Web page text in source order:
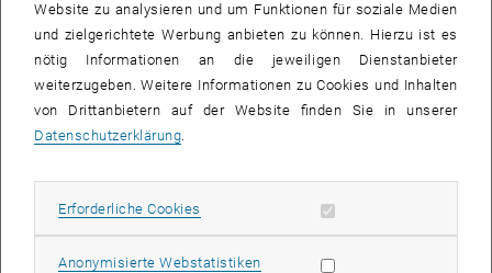
Und was war die größte Herausforderung auf Ihrem bisherigen
Berufsweg?
Ich habe in meinem Berufsleben schon sehr viele, sehr
anspruchsvolle Situationen erlebt. Diese konnte ich durch sehr viel
Einsatz, Leidenschaft, Zielorientierung und in intensiver
Zusammenarbeit mit meinem Team immer wieder erfolgreich
In welcher Hinsicht haben Ihnen die während des MBA-Programms
erworbenen Qualifikationen bei der Bewältigung dieser
Website zu analysieren und um Funktionen für soziale Medien
und zielgerichtete Werbung anbieten zu können. Hierzu ist es
nötig Informationen an die jeweiligen Dienstanbieter
weiterzugeben. Weitere Informationen zu Cookies und Inhalten
von Drittanbietern auf der Website finden Sie in unserer
Datenschutzerklärung.
Erforderliche Cookies Erforderliche Cookies zulassen
Anonymisierte WebstatistikenStatistik Cookies zulassen